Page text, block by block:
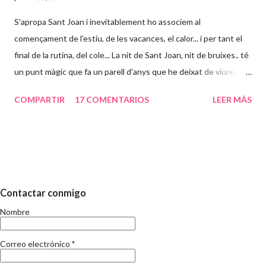
S'apropa Sant Joan i inevitablement ho associem al
començament de l'estiu, de les vacances, el calor... i per tant el
final de la rutina, del cole... La nit de Sant Joan, nit de bruixes.. té
un punt màgic que fa un parell d'anys que he deixat de viure..
acabats els examens canviava de vida i tot i treballar tot era
aporto res nou, si més no, el meu punt de vista el deveu deduir.
COMPARTIR 17 COMENTARIOS LEER MÁS
Contactar conmigo
Nombre
Correo electrónico *